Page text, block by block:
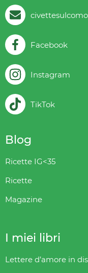
Facebook
Instagram
TikTok
Blog
Ricette IG<35
Ricette
Magazine
I miei libri
Lettere d’amore in